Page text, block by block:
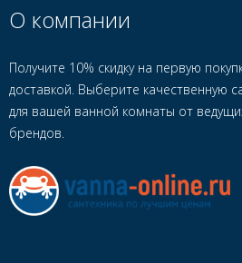
О компании
Получите 10% скидку на первую
доставкой. Выберите качественную
для вашей ванной комнаты от
брендов.